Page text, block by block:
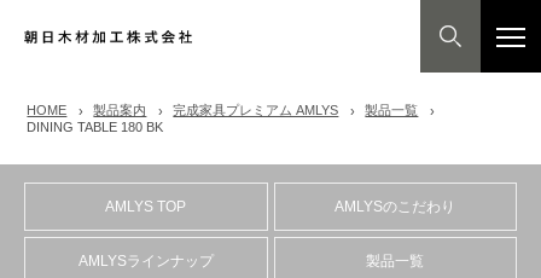
HOME 製品案内 完成家具プレミアム AMLYS
製品一覧
DINING TABLE 180 BK
AMLYS TOP AMLYSのこだわり
AMLYSラインナップ 製品一覧